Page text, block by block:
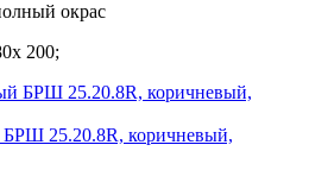
окрас
200;
25.20.8R, коричневый,